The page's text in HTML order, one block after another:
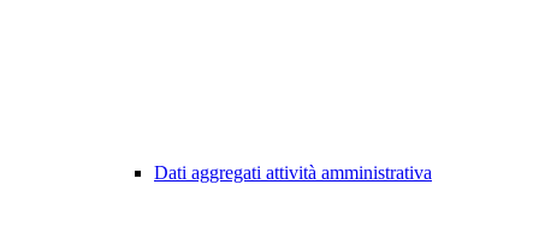
Dati aggregati attività amministrativa